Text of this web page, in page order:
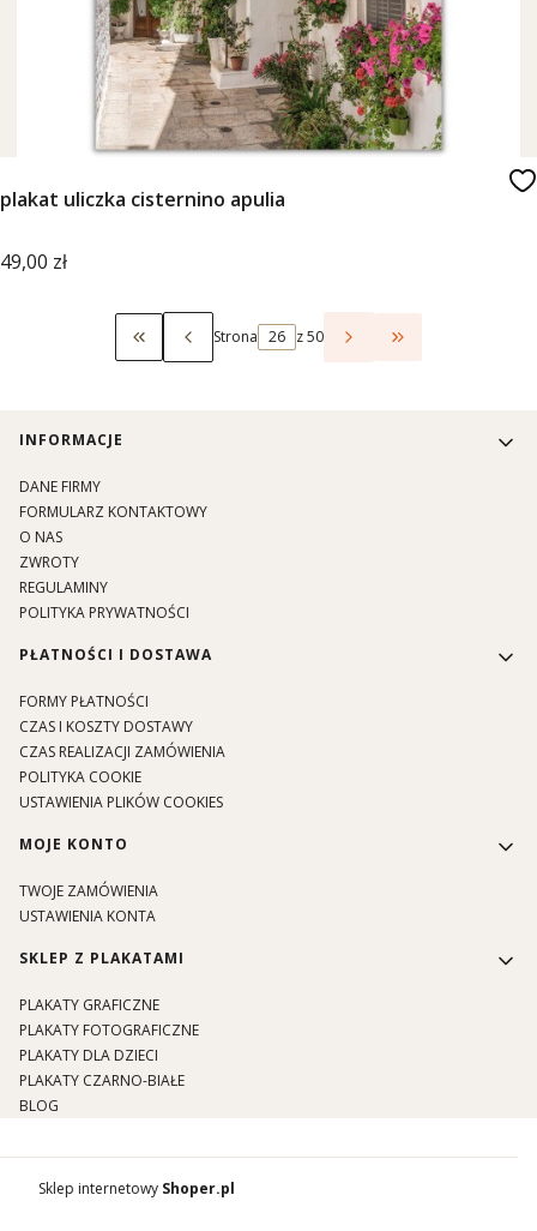
plakat uliczka cisternino apulia
Cena
49,00 zł
Wróć do pierwszej strony z produktami
Strona z 50 Przejdź do
Linki w stopce
INFORMACJE
DANE FIRMY
FORMULARZ KONTAKTOWY
O NAS
ZWROTY
REGULAMINY
POLITYKA PRYWATNOŚCI
PŁATNOŚCI I DOSTAWA
FORMY PŁATNOŚCI
CZAS I KOSZTY DOSTAWY
CZAS REALIZACJI ZAMÓWIENIA
POLITYKA COOKIE
USTAWIENIA PLIKÓW COOKIES
MOJE KONTO
TWOJE ZAMÓWIENIA
USTAWIENIA KONTA
SKLEP Z PLAKATAMI
PLAKATY GRAFICZNE
PLAKATY FOTOGRAFICZNE
PLAKATY DLA DZIECI
PLAKATY CZARNO-BIAŁE
BLOG
Sklep internetowy Shoper.pl